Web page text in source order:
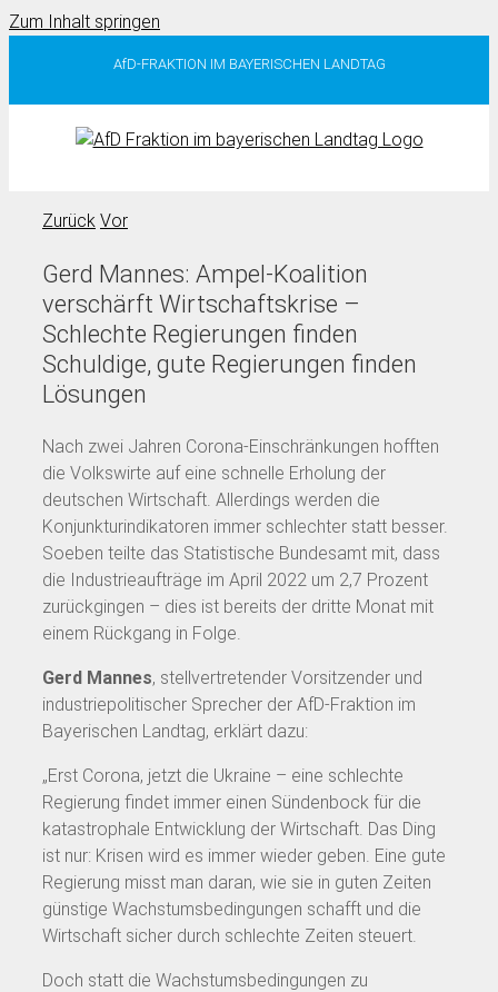
Zum Inhalt springen
AfD-FRAKTION IM BAYERISCHEN LANDTAG
Zurück Vor
Gerd Mannes: Ampel-Koalition
verschärft Wirtschaftskrise –
Schlechte Regierungen finden
Schuldige, gute Regierungen finden
Lösungen
Nach zwei Jahren Corona-Einschränkungen hofften
die Volkswirte auf eine schnelle Erholung der
deutschen Wirtschaft. Allerdings werden die
Konjunkturindikatoren immer schlechter statt besser.
Soeben teilte das Statistische Bundesamt mit, dass
die Industrieaufträge im April 2022 um 2,7 Prozent
zurückgingen – dies ist bereits der dritte Monat mit
einem Rückgang in Folge.
Gerd Mannes, stellvertretender Vorsitzender und
industriepolitischer Sprecher der AfD-Fraktion im
Bayerischen Landtag, erklärt dazu:
„Erst Corona, jetzt die Ukraine – eine schlechte
Regierung findet immer einen Sündenbock für die
katastrophale Entwicklung der Wirtschaft. Das Ding
ist nur: Krisen wird es immer wieder geben. Eine gute
Regierung misst man daran, wie sie in guten Zeiten
günstige Wachstumsbedingungen schafft und die
Wirtschaft sicher durch schlechte Zeiten steuert.
Doch statt die Wachstumsbedingungen zu